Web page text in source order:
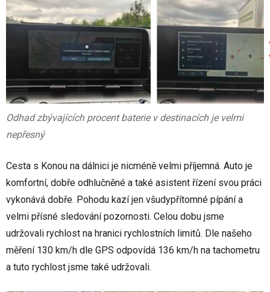
Odhad zbývajících procent baterie v destinacích je velmi
nepřesný
Cesta s Konou na dálnici je nicméně velmi příjemná. Auto je
komfortní, dobře odhlučněné a také asistent řízení svou práci
vykonává dobře. Pohodu kazí jen všudypřítomné pípání a
velmi přísné sledování pozornosti. Celou dobu jsme
udržovali rychlost na hranici rychlostních limitů. Dle našeho
měření 130 km/h dle GPS odpovídá 136 km/h na tachometru
a tuto rychlost jsme také udržovali.